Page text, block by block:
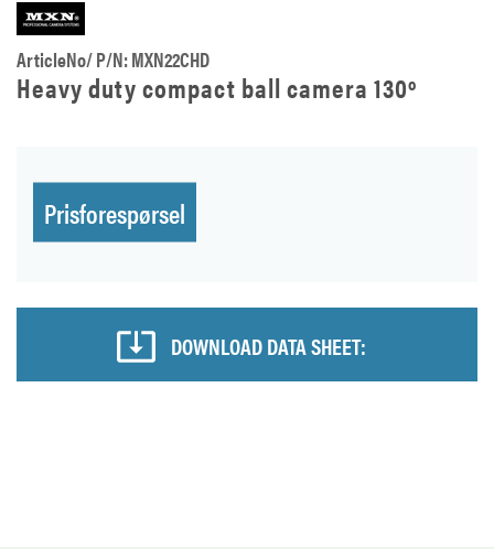
ArticleNo/ P/N: MXN22CHD
Heavy duty compact ball camera 130º
Prisforespørsel
DOWNLOAD DATA SHEET: